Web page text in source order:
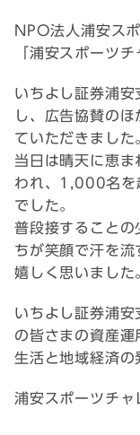
NPO法人浦安ス
「浦安スポーツ
いちよし証券浦安
し、広告協賛の
ていただきまし
当日は晴天に恵
われ、1,000名を
でした。
普段接することの
ちが笑顔で汗を
嬉しく思いました
いちよし証券浦
の皆さまの資産運
生活と地域経済の
浦安スポーツチャ